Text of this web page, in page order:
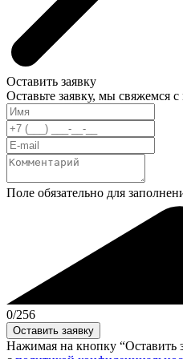
Оставить заявку
Оставьте заявку, мы свяжемся
Поле обязательно для
0/256
Нажимая на кнопку “Оставить